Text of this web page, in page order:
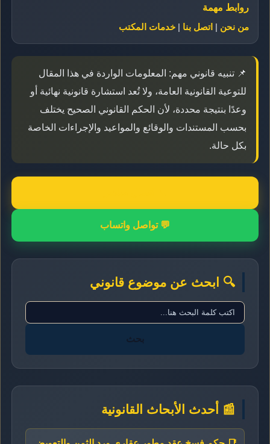
روابط مهمة
من نحن | اتصل بنا | خدمات المكتب
📌 تنبيه قانوني مهم: المعلومات الواردة في هذا المقال
للتوعية القانونية العامة، ولا تُعد استشارة قانونية نهائية أو
وعدًا بنتيجة محددة، لأن الحكم القانوني الصحيح يختلف
بحسب المستندات والوقائع والمواعيد والإجراءات الخاصة
بكل حالة.
💬 تواصل واتساب
🔍 ابحث عن موضوع قانوني
بحث
📰 أحدث الأبحاث القانونية